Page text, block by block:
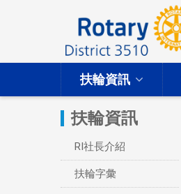
扶輪資訊
扶輪資訊
RI社長介紹
扶輪字彙